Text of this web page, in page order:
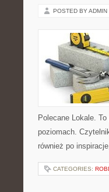
POSTED BY ADMIN
Polecane Lokale.
poziomach.
również po
CATEGORIES: